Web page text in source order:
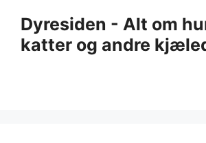
innhold
Dyresiden - Alt om
katter og andre